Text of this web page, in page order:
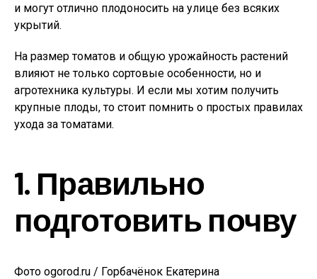
и могут отлично плодоносить на улице без всяких
укрытий.
На размер томатов и общую урожайность растений
влияют не только сортовые особенности, но и
агротехника культуры. И если мы хотим получить
крупные плоды, то стоит помнить о простых правилах
ухода за томатами.
1. Правильно
подготовить почву
Фото ogorod.ru / Горбачёнок Екатерина